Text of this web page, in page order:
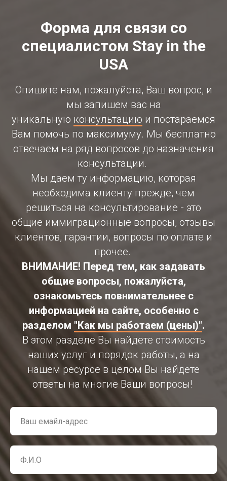
Форма для связи со
специалистом Stay in the
USA
Опишите нам, пожалуйста, Ваш вопрос, и
мы запишем вас на
уникальную консультацию и постараемся
Вам помочь по максимуму. Мы бесплатно
отвечаем на ряд вопросов до назначения
консультации.
Мы даем ту информацию, которая
необходима клиенту прежде, чем
решиться на консультирование - это
общие иммиграционные вопросы, отзывы
клиентов, гарантии, вопросы по оплате и
прочее.
ВНИМАНИЕ! Перед тем, как задавать
общие вопросы, пожалуйста,
ознакомьтесь повнимательнее с
информацией на сайте, особенно с
разделом "Как мы работаем (цены)".
В этом разделе Вы найдете стоимость
наших услуг и порядок работы, а на
нашем ресурсе в целом Вы найдете
ответы на многие Ваши вопросы!